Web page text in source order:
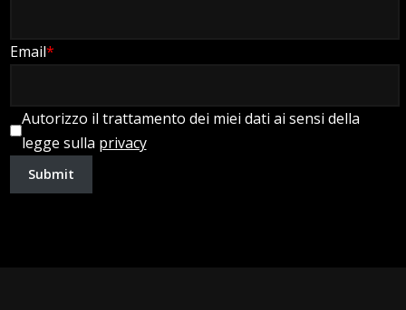
Email*
Autorizzo il trattamento dei miei dati ai sensi della
legge sulla privacy
Submit